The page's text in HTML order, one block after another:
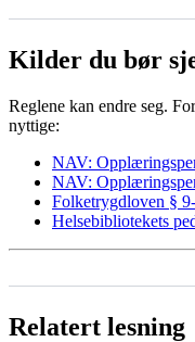
Kilder du bør
Reglene kan endre seg.
nyttige:
NAV:
NAV:
Folketrygdloven §
Helsebibliotekets
Relatert lesning